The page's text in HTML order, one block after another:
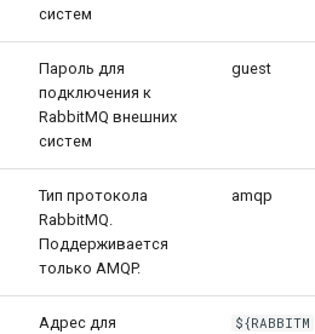
систем
Пароль для
подключения к
RabbitMQ внешних
систем
guest
Тип протокола
RabbitMQ.
Поддерживается
только AMQP.
amqp
Адрес для
${RABBITM